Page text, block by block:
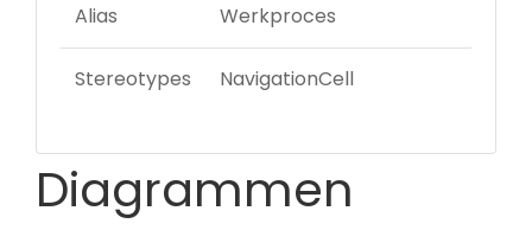
Alias Werkproces
Stereotypes NavigationCell
Diagrammen